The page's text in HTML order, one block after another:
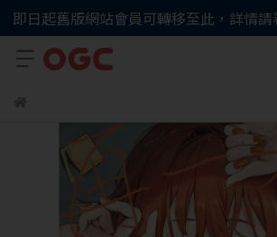
即日起舊版網站會員可轉移至此，詳情